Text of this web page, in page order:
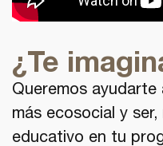
¿Te
Queremos
más ecosocial y
educativo en tu